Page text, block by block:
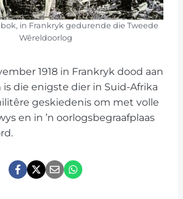
in Frankryk gedurende die Tweede
Wêreldoorlog
1918 in Frankryk dood aan
die enigste dier in Suid-Afrika
geskiedenis om met volle
en in ’n oorlogsbegraafplaas